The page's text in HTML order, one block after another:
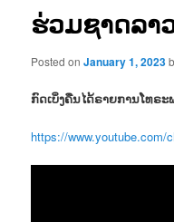
ຮ່ວມຊາດລາ
Posted onJanuary 1, 2023
ກົດເບິ່ງຄືນໄດ້ຣາຍການໂທຣ
https://www.youtube.com/